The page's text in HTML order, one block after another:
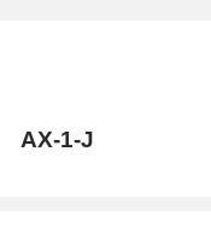
AX-1-J